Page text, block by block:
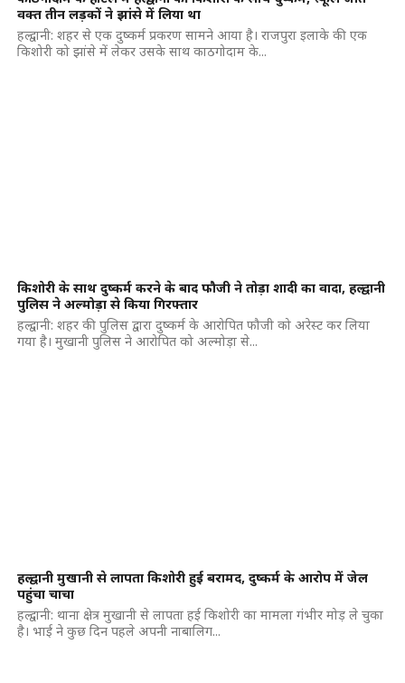
वक्त तीन लड़कों ने झांसे में लिया था
हल्द्वानी: शहर से एक दुष्कर्म प्रकरण सामने आया है। राजपुरा इलाके की एक
किशोरी को झांसे में लेकर उसके साथ काठगोदाम के...
किशोरी के साथ दुष्कर्म करने के बाद फौजी ने तोड़ा शादी का वादा, हल्द्वानी
पुलिस ने अल्मोड़ा से किया गिरफ्तार
हल्द्वानी: शहर की पुलिस द्वारा दुष्कर्म के आरोपित फौजी को अरेस्ट कर लिया
गया है। मुखानी पुलिस ने आरोपित को अल्मोड़ा से...
हल्द्वानी मुखानी से लापता किशोरी हुई बरामद, दुष्कर्म के आरोप में जेल
पहुंचा चाचा
हल्द्वानी: थाना क्षेत्र मुखानी से लापता हई किशोरी का मामला गंभीर मोड़ ले चुका
है। भाई ने कुछ दिन पहले अपनी नाबालिग...